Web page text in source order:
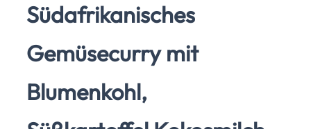
Südafrikanisches
Gemüsecurry mit
Blumenkohl,